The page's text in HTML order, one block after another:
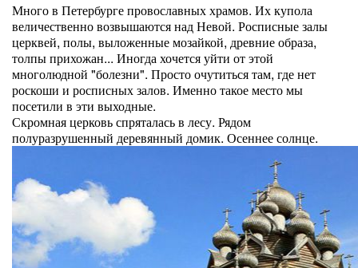
Много в Петербурге провославных храмов. Их купола
величественно возвышаются над Невой. Росписные залы
церквей, полы, выложенные мозайкой, древние образа,
толпы прихожан... Иногда хочется уйти от этой
многолюдной "болезни". Просто очутиться там, где нет
роскоши и росписных залов. Именно такое место мы
посетили в эти выходные.
Скромная церковь спряталась в лесу. Рядом
полуразрушенный деревянный домик. Осеннее солнце.